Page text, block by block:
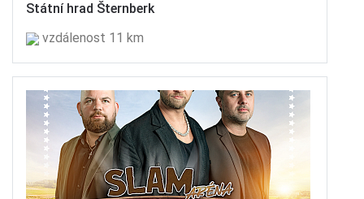
Státní hrad Šternberk
vzdálenost 11 km